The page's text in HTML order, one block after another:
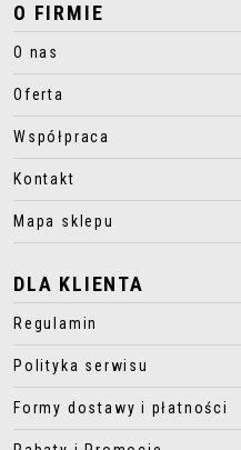
O FIRMIE
O nas
Oferta
Współpraca
Kontakt
Mapa sklepu
DLA KLIENTA
Regulamin
Polityka serwisu
Formy dostawy i płatności